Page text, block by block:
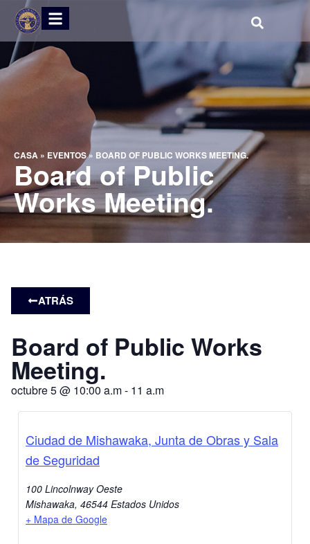
CASA » EVENTOS» BOARD OF PUBLIC WORKS MEETING.
Board of Public
Works Meeting.
ATRÁS
Board of Public Works
Meeting.
octubre 5@ 10:00 a.m- 11 a.m
Ciudad de Mishawaka, Junta de Obras y Sala
de Seguridad
100 Lincolnway Oeste
Mishawaka, 46544 Estados Unidos
+ Mapa de Google